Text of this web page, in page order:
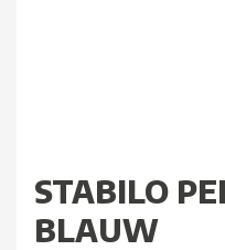
STABILO
BLAUW